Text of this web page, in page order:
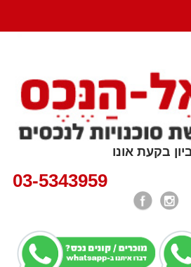
בקעת אונו
03-5343959